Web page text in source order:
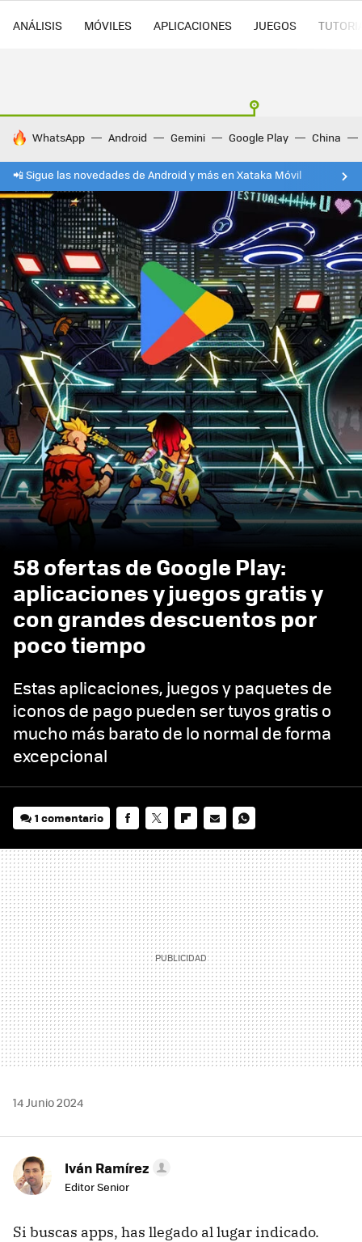
ANÁLISIS MÓVILES APLICACIONES JUEGOS
HOY SE HABLA DE
WhatsApp Android Gemini Google Play China
📲 Sigue las novedades de Android y más en Xataka Móvil
58 ofertas de Google Play:
aplicaciones y juegos gratis y
con grandes descuentos por
poco tiempo
Estas aplicaciones, juegos y paquetes de
iconos de pago pueden ser tuyos gratis o
mucho más barato de lo normal de forma
excepcional
1 comentario
MAIL
14 Junio 2024
Iván Ramírez
Editor Senior
Si buscas apps, has llegado al lugar indicado.